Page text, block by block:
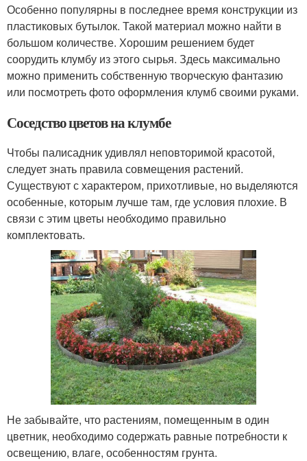
Особенно популярны в последнее время конструкции из
пластиковых бутылок. Такой материал можно найти в
большом количестве. Хорошим решением будет
соорудить клумбу из этого сырья. Здесь максимально
можно применить собственную творческую фантазию
или посмотреть фото оформления клумб своими руками.
Соседство цветов на клумбе
Чтобы палисадник удивлял неповторимой красотой,
следует знать правила совмещения растений.
Существуют с характером, прихотливые, но выделяются
особенные, которым лучше там, где условия плохие. В
связи с этим цветы необходимо правильно
комплектовать.
Не забывайте, что растениям, помещенным в один
цветник, необходимо содержать равные потребности к
освещению, влаге, особенностям грунта.